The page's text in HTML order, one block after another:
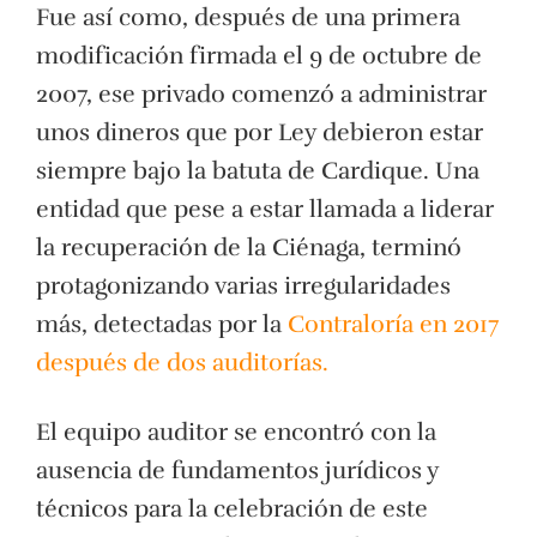
Fue así como, después de una primera
modificación firmada el 9 de octubre de
2007, ese privado comenzó a administrar
unos dineros que por Ley debieron estar
siempre bajo la batuta de Cardique. Una
entidad que pese a estar llamada a liderar
la recuperación de la Ciénaga, terminó
protagonizando varias irregularidades
más, detectadas por la Contraloría en 2017
después de dos auditorías.
El equipo auditor se encontró con la
ausencia de fundamentos jurídicos y
técnicos para la celebración de este